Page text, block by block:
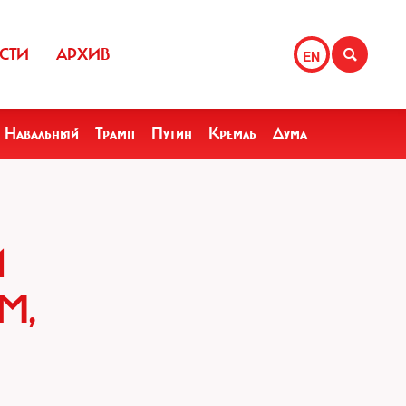
EN
АРХИВ
Навальный Трамп Путин Кремль Дума